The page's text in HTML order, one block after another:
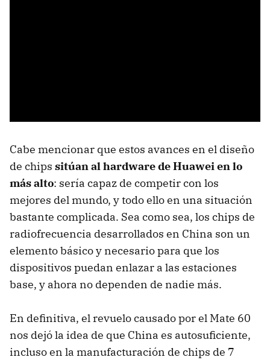
Cabe mencionar que estos avances en el diseño
de chips sitúan al hardware de Huawei en lo
más alto: sería capaz de competir con los
mejores del mundo, y todo ello en una situación
bastante complicada. Sea como sea, los chips de
radiofrecuencia desarrollados en China son un
elemento básico y necesario para que los
dispositivos puedan enlazar a las estaciones
base, y ahora no dependen de nadie más.
En definitiva, el revuelo causado por el Mate 60
nos dejó la idea de que China es autosuficiente,
incluso en la manufacturación de chips de 7